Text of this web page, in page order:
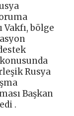
Vakfı, bölge
Rusya
Başkan
.